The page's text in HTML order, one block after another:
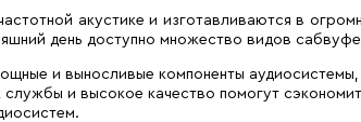
акустике и изготавливаются в
день доступно множество видов
и выносливые компоненты
и высокое качество помогут